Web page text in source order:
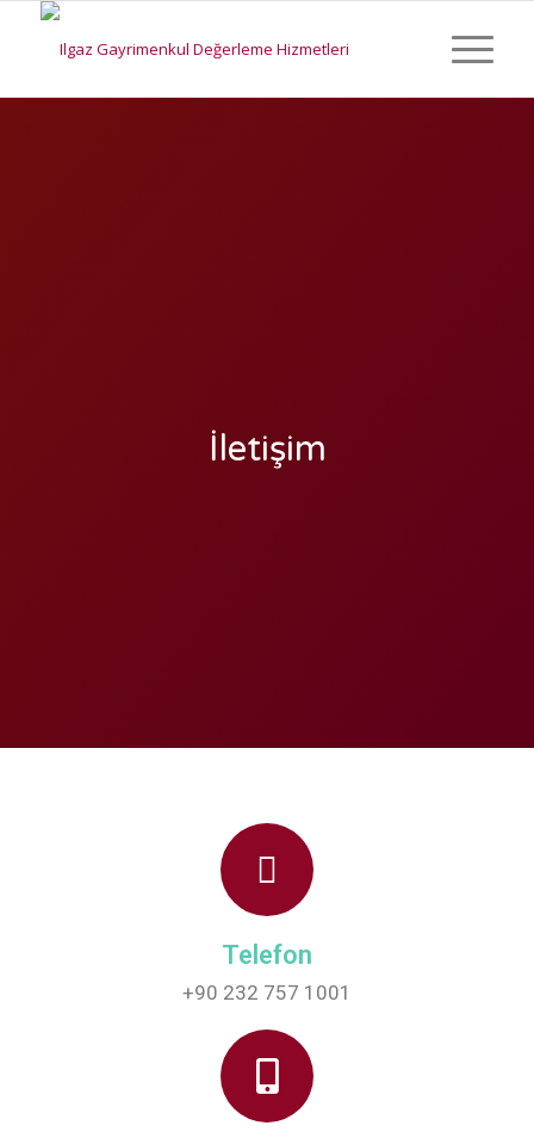
İletişim
Telefon
+90 232 757 1001